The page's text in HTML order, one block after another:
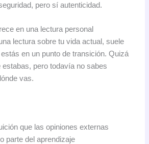
pero sí autenticidad.
en una lectura personal
lectura sobre tu vida actual, suele
en un punto de transición. Quizá
pero todavía no sabes
vas.
que las opiniones externas
parte del aprendizaje